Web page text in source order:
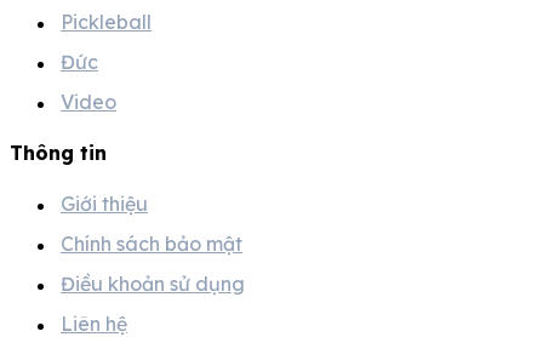
Pickleball
Đức
Video
Thông tin
Giới thiệu
Chính sách bảo mật
Điều khoản sử dụng
Liên hệ